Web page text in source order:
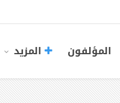
المؤلفون المزيد